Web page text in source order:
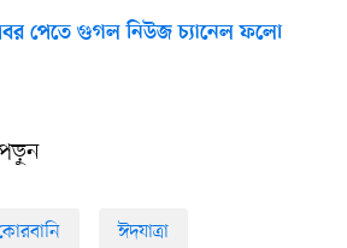
পেতে গুগল নিউজ চ্যানেল ফলো
ঈদযাত্রা